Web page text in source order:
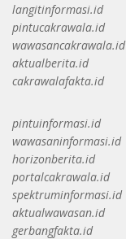
langitinformasi.id
pintucakrawala.id
wawasancakrawala.id
aktualberita.id
cakrawalafakta.id
pintuinformasi.id
wawasaninformasi.id
horizonberita.id
portalcakrawala.id
spektruminformasi.id
aktualwawasan.id
gerbangfakta.id